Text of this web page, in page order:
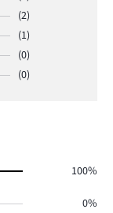
(2)
(1)
(0)
(0)
100%
0%